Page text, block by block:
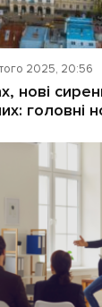
2025, 20:56
нові
головні